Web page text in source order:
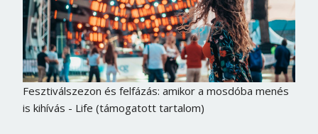
Fesztiválszezon és felfázás: amikor a mosdóba menés
is kihívás - Life (támogatott tartalom)